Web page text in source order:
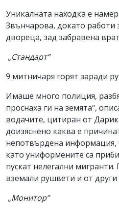
Уникалната находка е
Звънчарова, докато работи
двореца, зад забравена
„Стандарт”
9 митничаря горят заради
Имаше много полиция,
проснаха ги на земята",
водачите, цитиран от
доизяснено каква е
непотвърдена информация,
като униформените са
пускат нелегални мигранти.
вземали рушвети и от други
„Монитор”